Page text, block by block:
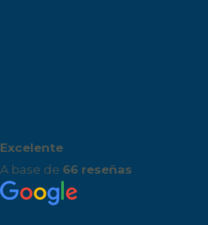
Excelente
A base de 66 reseñas